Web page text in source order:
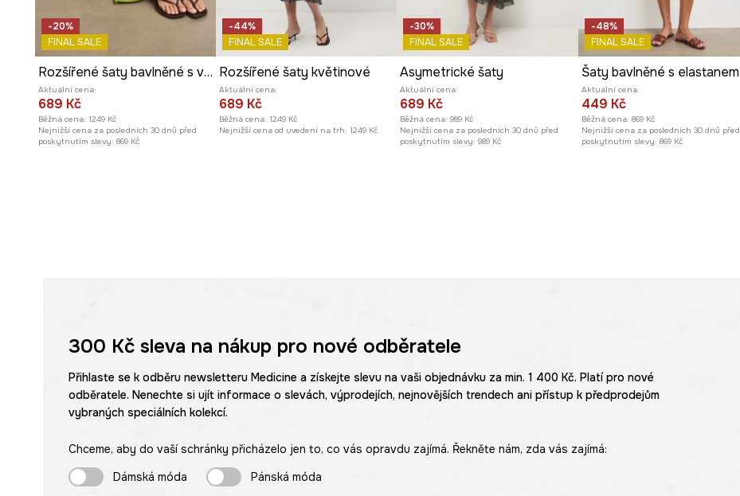
-20%
FINAL SALE
Rozšířené šaty bavlněné s výšivkou
Aktuální cena:
689 Kč
Běžná cena: 1249 Kč
Nejnižší cena za posledních 30 dnů před
poskytnutím slevy: 869 Kč
-44%
FINAL SALE
Rozšířené šaty květinové
Aktuální cena:
689 Kč
Běžná cena: 1249 Kč
Nejnižší cena od uvedení na trh: 1249 Kč
-30%
FINAL SALE
Asymetrické šaty
Aktuální cena:
689 Kč
Běžná cena: 989 Kč
Nejnižší cena za posledních 30 dnů před
poskytnutím slevy: 989 Kč
-48%
FINAL SALE
Šaty bavlněné s elastanem
Aktuální cena:
449 Kč
Běžná cena: 869 Kč
Nejnižší cena za posledních 30 dnů před
poskytnutím slevy: 869 Kč
300 Kčsleva na nákup pro nové odběratele
Přihlaste se k odběru newsletteru Medicine a získejte slevu na vaši objednávku za min. 1 400 Kč. Platí pro nové
odběratele. Nenechte si ujít informace o slevách, výprodejích, nejnovějších trendech ani přístup k předprodejům
vybraných speciálních kolekcí.
Chceme, aby do vaší schránky přicházelo jen to, co vás opravdu zajímá. Řekněte nám, zda vás zajímá:
Dámská móda
Pánská móda